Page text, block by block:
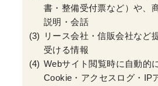
書・整備受付票など）や、
説明・会話
リース会社・信販会社など
受ける情報
Webサイト閲覧時に自動的
Cookie・アクセスログ・IP